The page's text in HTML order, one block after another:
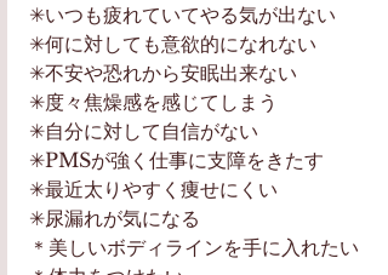
✳いつも疲れていてやる気が出ない
✳何に対しても意欲的になれない
✳不安や恐れから安眠出来ない
✳度々焦燥感を感じてしまう
✳自分に対して自信がない
✳PMSが強く仕事に支障をきたす
✳最近太りやすく痩せにくい
✳尿漏れが気になる
＊美しいボディラインを手に入れたい